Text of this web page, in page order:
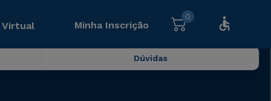
Virtual Minha Inscrição
0
Dúvidas